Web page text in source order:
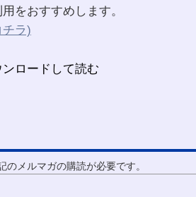
をおすすめします。
ラ)
メルマガの購読が必要です。